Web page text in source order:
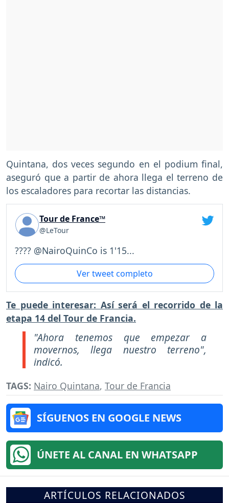
Quintana, dos veces segundo en el podium final,
aseguró que a partir de ahora llega el terreno de
los escaladores para recortar las distancias.
Tour de France™
@LeTour
???? @NairoQuinCo is 1'15...
Ver tweet completo
Te puede interesar: Así será el recorrido de la
etapa 14 del Tour de Francia.
"Ahora tenemos que empezar a
movernos, llega nuestro terreno",
indicó.
TAGS: Nairo Quintana, Tour de Francia
SÍGUENOS EN GOOGLE NEWS
ÚNETE AL CANAL EN WHATSAPP
ARTÍCULOS RELACIONADOS